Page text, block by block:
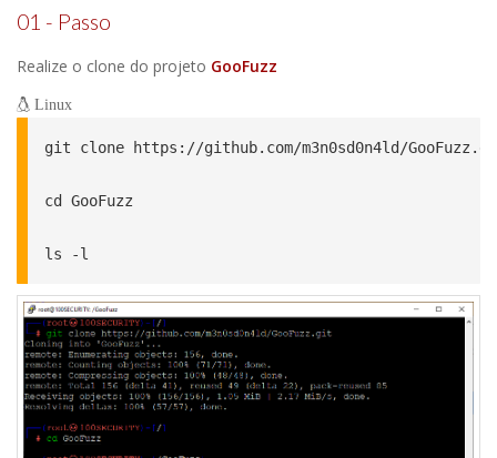
01 - Passo
Realize o clone do projeto GooFuzz
Linux
git clone https://github.com/m3n0sd0n4ld/
cd GooFuzz
ls -l